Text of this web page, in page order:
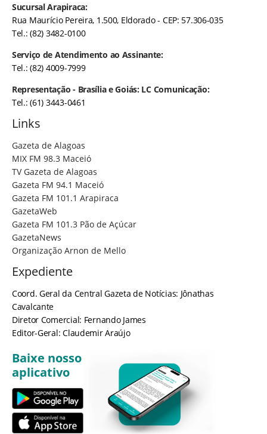
Sucursal Arapiraca:
Rua Maurício Pereira, 1.500, Eldorado - CEP: 57.306-035
Tel.: (82) 3482-0100
Serviço de Atendimento ao Assinante:
Tel.: (82) 4009-7999
Representação - Brasília e Goiás: LC Comunicação:
Tel.: (61) 3443-0461
Links
Gazeta de Alagoas
MIX FM 98.3 Maceió
TV Gazeta de Alagoas
Gazeta FM 94.1 Maceió
Gazeta FM 101.1 Arapiraca
GazetaWeb
Gazeta FM 101.3 Pão de Açúcar
GazetaNews
Organização Arnon de Mello
Expediente
Coord. Geral da Central Gazeta de Notícias: Jônathas
Cavalcante
Diretor Comercial: Fernando James
Editor-Geral: Claudemir Araújo
Baixe nosso
aplicativo